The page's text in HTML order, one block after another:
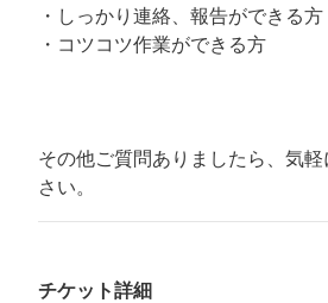
・しっかり連絡、報告ができる方
・コツコツ作業ができる方
その他ご質問ありましたら、気
さい。
チケット詳細